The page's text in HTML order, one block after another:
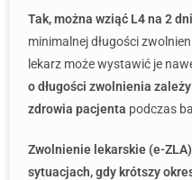
Tak, można wziąć L4 na 2
minimalnej długości
lekarz może wystawić je
o długości zwolnienia
zdrowia pacjenta podczas
Zwolnienie lekarskie (e-
sytuacjach, gdy krótszy